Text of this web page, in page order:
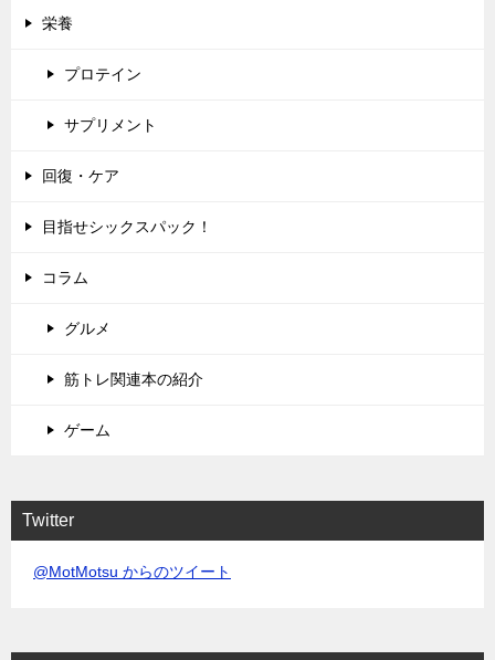
栄養
プロテイン
サプリメント
回復・ケア
目指せシックスパック！
コラム
グルメ
筋トレ関連本の紹介
ゲーム
Twitter
@MotMotsu からのツイート